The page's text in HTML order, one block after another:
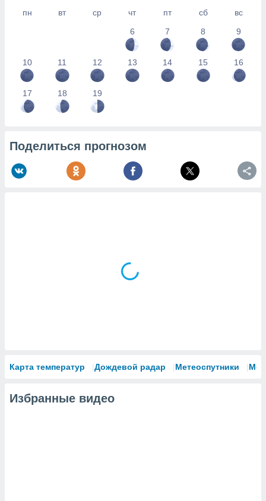
пн вт ср чт пт сб
вс
6
7 8 9
10 11 12 13 14 15 16
17 18 19
Поделиться прогнозом
Карта температур Дождевой радар Метеоспутники
Избранные видео